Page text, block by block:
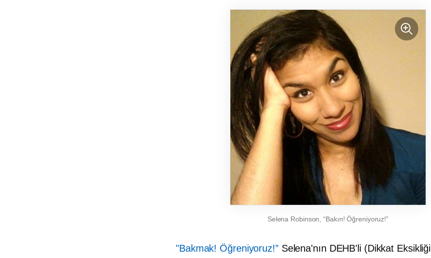
Selena Robinson, “Bakın! Öğreniyoruz!”
"Bakmak! Öğreniyoruz!” Selena'nın DEHB'li (Dikkat Eksikliği